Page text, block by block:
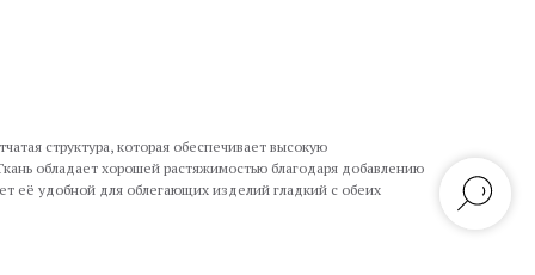
структура, которая обеспечивает высокую
обладает хорошей растяжимостью благодаря добавлению
её удобной для облегающих изделий гладкий с обеих